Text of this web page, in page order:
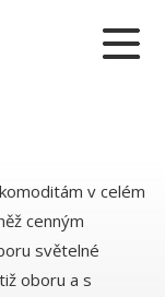
v celém
cenným
světelné
oboru a s